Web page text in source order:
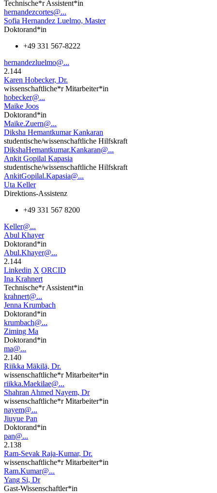
Technische*r Assistent*in
hernandezcortes@...
Sofia Hernandez Luelmo, Master
Doktorand*in
+49 331 567-8222
hernandezluelmo@...
2.144
Karen Hobecker, Dr.
wissenschaftliche*r Mitarbeiter*in
hobecker@...
Maike Joos
Doktorand*in
Maike.Zuern@...
Diksha Hemantkumar Kankaran
studentische/wissenschaftliche Hilfskraft
DikshaHemantkumar.Kankaran@...
Ankit Gopilal Kapasia
studentische/wissenschaftliche Hilfskraft
AnkitGopilal.Kapasia@...
Uta Keller
Direktions-Assistenz
+49 331 567 8200
Keller@...
Abul Khayer
Doktorand*in
Abul.Khayer@...
2.144
Linkedin X ORCID
Ina Krahnert
Technische*r Assistent*in
krahnert@...
Jenna Krumbach
Doktorand*in
krumbach@...
Ziming Ma
Doktorand*in
ma@...
2.140
Riikka Mäkilä, Dr.
wissenschaftliche*r Mitarbeiter*in
riikka.Maekilae@...
Shahran Ahmed Nayem, Dr
wissenschaftliche*r Mitarbeiter*in
nayem@...
Jiuyue Pan
Doktorand*in
pan@...
2.138
Ram-Sevak Raja-Kumar, Dr.
wissenschaftliche*r Mitarbeiter*in
Ram.Kumar@...
Yang Si, Dr
Gast-Wissenschaftler*in